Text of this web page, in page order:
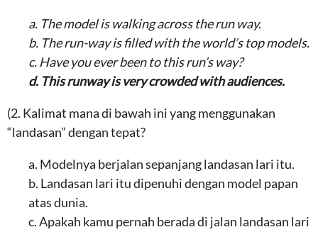
a. The model is walking across the run way.
b. The run-way is filled with the world’s top models.
c. Have you ever been to this run’s way?
d. This runway is very crowded with audiences.
(2. Kalimat mana di bawah ini yang menggunakan
“landasan” dengan tepat?
a. Modelnya berjalan sepanjang landasan lari itu.
b. Landasan lari itu dipenuhi dengan model papan
atas dunia.
c. Apakah kamu pernah berada di jalan landasan lari